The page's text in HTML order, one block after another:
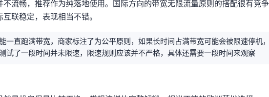
畅，推荐作为纯落地使用。国际方向40Gbps的带宽+无限流量(Fair use原则)的搭配很有
际互联稳定，表现相当不错。
直跑满带宽，商家标注了为Fair use公平原则，如果长时间占满带宽可能会被限速/停机
度测试了一段时间并未限速，限速规则应该并不严格，具体还需要一段时间来观察